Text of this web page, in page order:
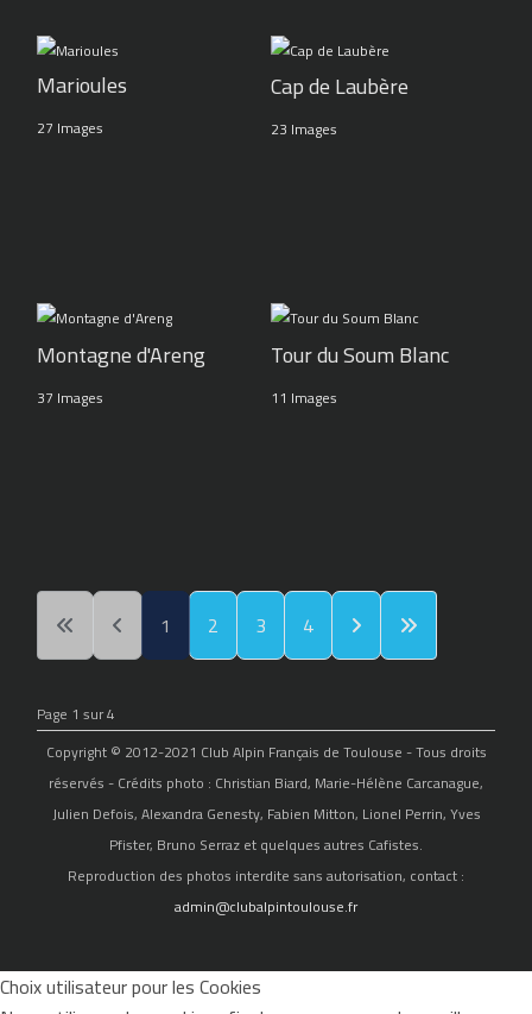
Marioules
27 Images
Cap de Laubère
23 Images
Montagne d'Areng
37 Images
Tour du Soum Blanc
11 Images
1 2 3 4
Page 1 sur 4
Copyright © 2012-2021 Club Alpin Français de Toulouse - Tous droits
réservés - Crédits photo : Christian Biard, Marie-Hélène Carcanague,
Julien Defois, Alexandra Genesty, Fabien Mitton, Lionel Perrin, Yves
Pfister, Bruno Serraz et quelques autres Cafistes.
Reproduction des photos interdite sans autorisation, contact :
admin@clubalpintoulouse.fr
Choix utilisateur pour les Cookies